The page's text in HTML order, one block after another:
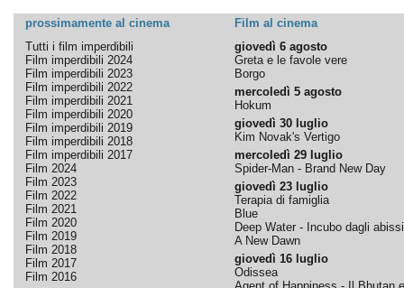
prossimamente al cinema
Film al cinema
Tutti i film imperdibili
Film imperdibili 2024
Film imperdibili 2023
Film imperdibili 2022
Film imperdibili 2021
Film imperdibili 2020
Film imperdibili 2019
Film imperdibili 2018
Film imperdibili 2017
Film 2024
Film 2023
Film 2022
Film 2021
Film 2020
Film 2019
Film 2018
Film 2017
Film 2016
giovedì 6 agosto
Greta e le favole vere
Borgo
mercoledì 5 agosto
Hokum
giovedì 30 luglio
Kim Novak's Vertigo
mercoledì 29 luglio
Spider-Man - Brand New Day
giovedì 23 luglio
Terapia di famiglia
Blue
Deep Water - Incubo dagli abissi
A New Dawn
giovedì 16 luglio
Odissea